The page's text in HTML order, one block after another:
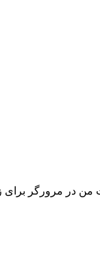
من در مرورگر برای